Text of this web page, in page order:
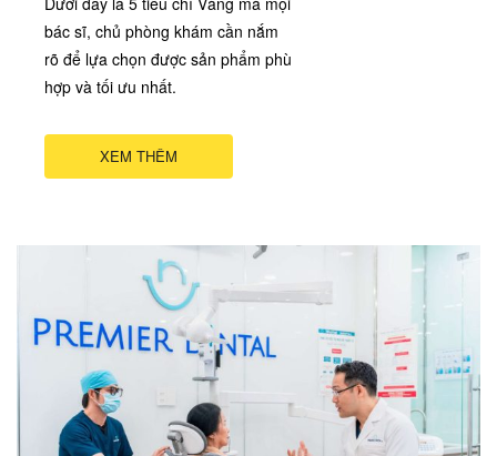
bác sĩ, chủ phòng khám cần nắm
rõ để lựa chọn được sản phẩm phù
hợp và tối ưu nhất.
XEM THÊM